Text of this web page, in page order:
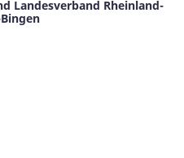
Landesverband Rheinland-